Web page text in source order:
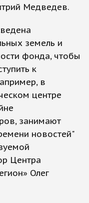
Медведев.
земель и
фонда, чтобы
к
в
центре
занимают
новостей"
Центра
Олег